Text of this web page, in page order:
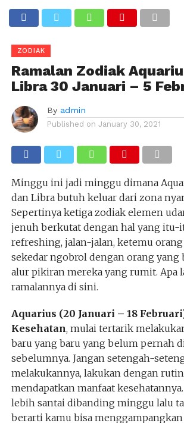
ZODIAK
Ramalan Zodiak
Libra 30 Januari – 5
By admin
Published on January 30, 2021
Minggu ini jadi minggu dimana
dan Libra butuh keluar dari zona
Sepertinya ketiga zodiak elemen
jenuh berkutat dengan hal yang itu-
refreshing, jalan-jalan, ketemu orang
sekedar ngobrol dengan orang yang
alur pikiran mereka yang rumit. Apa
ramalannya di sini.
Aquarius (20 Januari – 18
Kesehatan, mulai tertarik
baru yang baru yang belum pernah
sebelumnya. Jangan setengah-
melakukannya, lakukan dengan
mendapatkan manfaat kesehatannya.
lebih santai dibanding minggu lalu
berarti kamu bisa